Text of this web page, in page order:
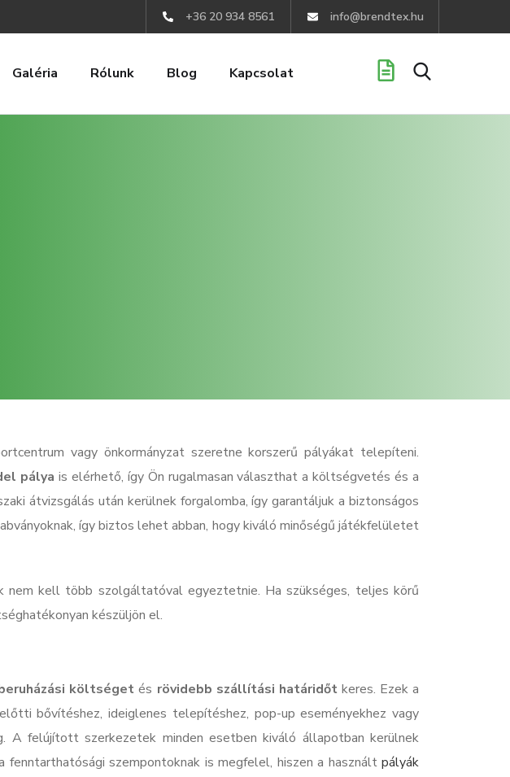
+36 20 934 8561 info@brendtex.hu
Galéria Rólunk Blog Kapcsolat
vagy önkormányzat szeretne korszerű pályákat telepíteni.
pálya is elérhető, így Ön rugalmasan választhat a költségvetés és a
átvizsgálás után kerülnek forgalomba, így garantáljuk a biztonságos
így biztos lehet abban, hogy kiváló minőségű játékfelületet
kell több szolgáltatóval egyeztetnie. Ha szükséges, teljes körű
készüljön el.
költséget és rövidebb szállítási határidőtkeres. Ezek a
bővítéshez, ideiglenes telepítéshez, pop-up eseményekhez vagy
A felújított szerkezetek minden esetben kiváló állapotban kerülnek
szempontoknak is megfelel, hiszen a használt pályák